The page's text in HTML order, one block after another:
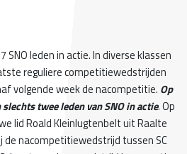
leden in actie. In diverse klassen
reguliere competitiewedstrijden
volgende week de nacompetitie. Op
twee leden van SNO in actie. Op
lid Roald Kleinlugtenbelt uit Raalte
nacompetitiewedstrijd tussen SC